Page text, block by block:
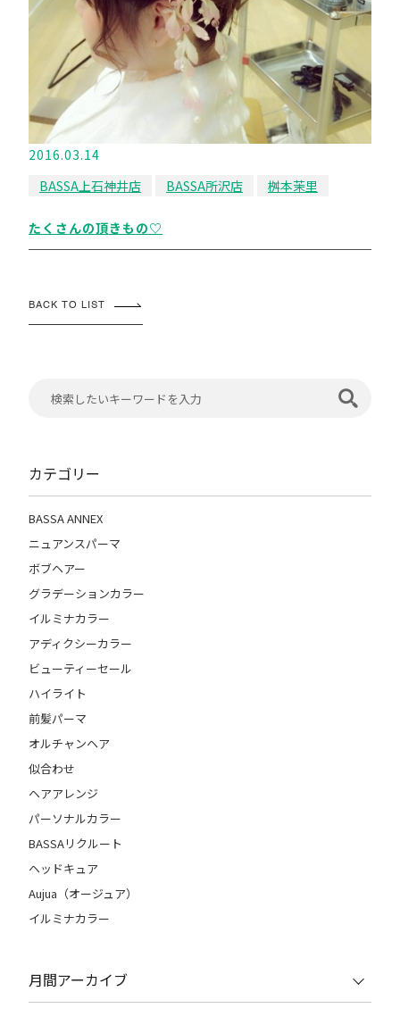
2016.03.14
BASSA上石神井店
BASSA所沢店 桝本茉里
たくさんの頂きもの♡
BACK TO LIST
カテゴリー
BASSA ANNEX
ニュアンスパーマ
ボブヘアー
グラデーションカラー
イルミナカラー
アディクシーカラー
ビューティーセール
ハイライト
前髪パーマ
オルチャンヘア
似合わせ
ヘアアレンジ
パーソナルカラー
BASSAリクルート
ヘッドキュア
Aujua（オージュア）
イルミナカラー
月間アーカイブ